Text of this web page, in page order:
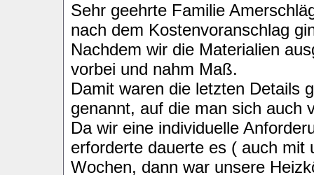
Sehr geehrte Familie
nach dem Kostenvoranschlag
Nachdem wir die Materialien
vorbei und nahm Maß.
Damit waren die letzten Details
genannt, auf die man sich auch
Da wir eine individuelle
erforderte dauerte es ( auch mit
Wochen, dann war unsere